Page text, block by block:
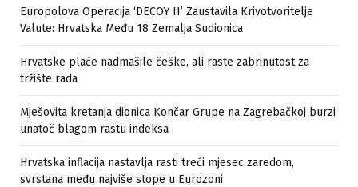
Europolova Operacija ‘DECOY II’ Zaustavila Krivotvoritelje
Valute: Hrvatska Među 18 Zemalja Sudionica
Hrvatske plaće nadmašile češke, ali raste zabrinutost za
tržište rada
Mješovita kretanja dionica Končar Grupe na Zagrebačkoj burzi
unatoč blagom rastu indeksa
Hrvatska inflacija nastavlja rasti treći mjesec zaredom,
svrstana među najviše stope u Eurozoni